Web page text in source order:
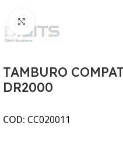
TAMBURO
DR2000
COD: CC020011